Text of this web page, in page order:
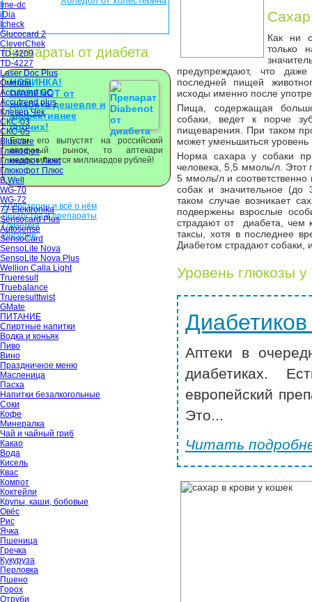
Ime-dc
iDia
Icheck
Glucocard 2
CleverChek
TD-4209
TD-4227
Laser Doc Plus
Омелон
Accutrend GC
Accutrend plus
Клевер Чек
СКС-03
СКС-05
Bluecare
Глюкофот
Глюкофот Люкс
Глюкофот Плюс
B.Well
WG-70
WG-72
77 Elektronika
Sensocard Plus
Autosense
SensoCard
SensoLite Nova
SensoLite Nova Plus
Wellion Calla Light
Trueresult
Truebalance
Trueresulttwist
GMate
ПИТАНИЕ
Спиртные напитки
Водка и коньяк
Пиво
Вино
Праздничное меню
Масленица
Пасха
Напитки безалкогольные
Соки
Кофе
Минералка
Чай и чайный гриб
Какао
Вода
Кисель
Квас
Компот
Коктейли
Крупы, каши, бобовые
Овёс
Рис
Ячка
Пшеница
Гречка
Кукуруза
Перловка
Пшено
Горох
Отруби
Препараты от диабета
НОВИНКА!
DIABENOT от
диабета дешевле и
эффективнее
прочих!
Если его выпустят на российский
аптечный рынок, то аптекари
недосчитаются миллиардов рублей!
Холестерин и всё о нём
Лекарства и препараты
Гликемия
Инсулин
Сахар
Как ни
только
предупреждают, что
последней пищей
исходы именно после
Пища, содержащая
собаки, ведет к порче
пищеварения. При таком
может уменьшиться уровень
Норма сахара у собаки
человека, 5,5 ммоль/л. Этот
5 ммоль/л и
собак и значительное
таком случае возникает
подвержены взрослые
страдают от диабета, чем
таксы, хотя в последнее
Диабетом страдают
Уровень глюкозы у
Аптеки в
диабетиках.
европейский
Это...
Читать